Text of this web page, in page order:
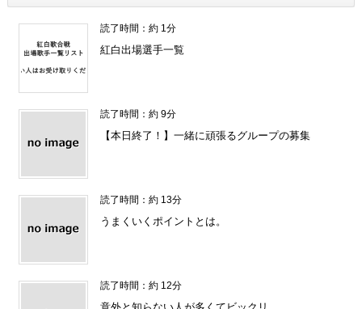
読了時間：約 1分
紅白出場選手一覧
読了時間：約 9分
【本日終了！】一緒に頑張るグループの募集
読了時間：約 13分
うまくいくポイントとは。
読了時間：約 12分